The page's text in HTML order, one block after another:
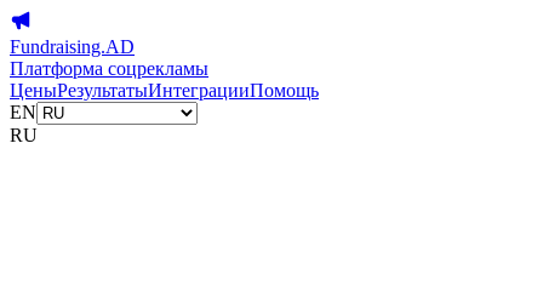
Fundraising.AD
Платформа соцрекламы
ЦеныРезультатыИнтеграцииПомощь
EN
RU